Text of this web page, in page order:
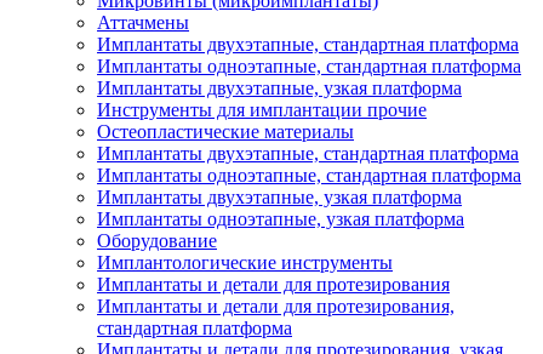
Аттачмены
Имплантаты двухэтапные, стандартная платформа
Имплантаты одноэтапные, стандартная платформа
Имплантаты двухэтапные, узкая платформа
Инструменты для имплантации прочие
Остеопластические материалы
Имплантаты двухэтапные, стандартная платформа
Имплантаты одноэтапные, стандартная платформа
Имплантаты двухэтапные, узкая платформа
Имплантаты одноэтапные, узкая платформа
Оборудование
Имплантологические инструменты
Имплантаты и детали для протезирования
Имплантаты и детали для протезирования,
стандартная платформа
Имплантаты и детали для протезирования, узкая